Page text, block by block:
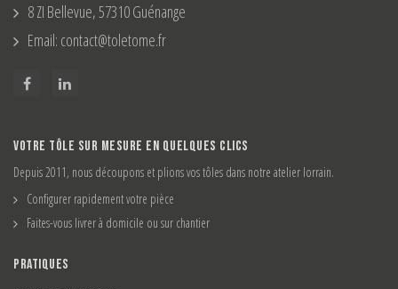
8 ZI Bellevue, 57310 Guénange
Email: contact@toletome.fr
VOTRE TÔLE SUR MESURE EN QUELQUES CLICS
Depuis 2011, nous découpons et plions vos tôles dans notre atelier lorrain.
Configurer rapidement votre pièce
Faites-vous livrer à domicile ou sur chantier
PRATIQUES